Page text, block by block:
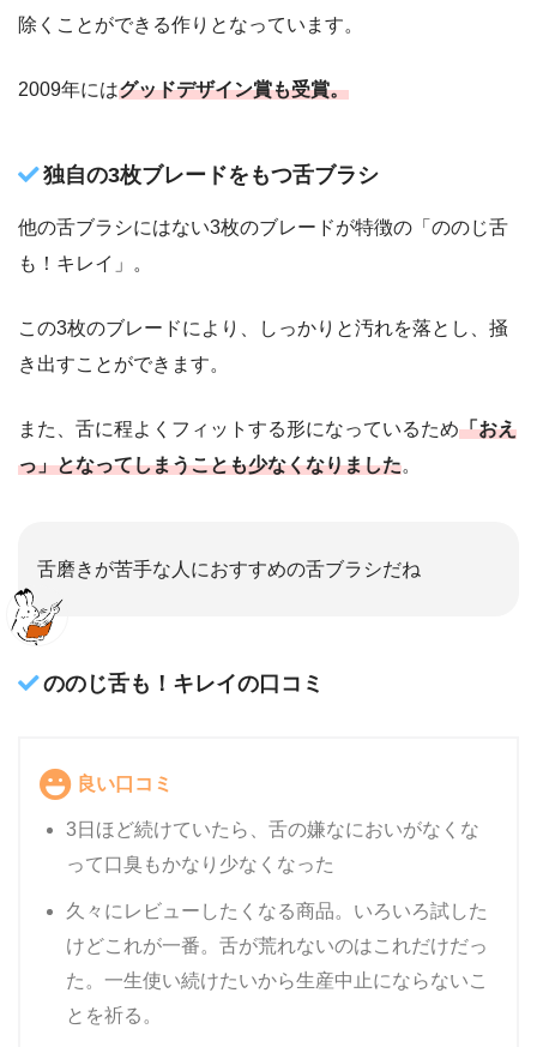
除くことができる作りとなっています。
2009年にはグッドデザイン賞も受賞。
独自の3枚ブレードをもつ舌ブラシ
他の舌ブラシにはない3枚のブレードが特徴の「ののじ舌
も！キレイ」。
この3枚のブレードにより、しっかりと汚れを落とし、掻
き出すことができます。
また、舌に程よくフィットする形になっているため「おえ
っ」となってしまうことも少なくなりました。
舌磨きが苦手な人におすすめの舌ブラシだね
ののじ舌も！キレイの口コミ
良い口コミ
3日ほど続けていたら、舌の嫌なにおいがなくな
って口臭もかなり少なくなった
久々にレビューしたくなる商品。いろいろ試した
けどこれが一番。舌が荒れないのはこれだけだっ
た。一生使い続けたいから生産中止にならないこ
とを祈る。